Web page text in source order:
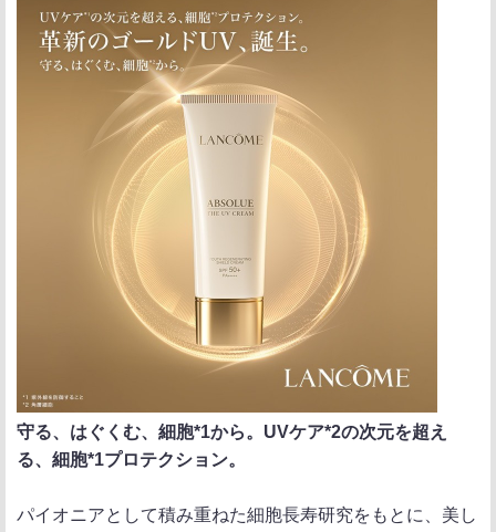
守る、はぐくむ、細胞*1から。UVケア*2の次元を超え
る、細胞*1プロテクション。
パイオニアとして積み重ねた細胞長寿研究をもとに、美し